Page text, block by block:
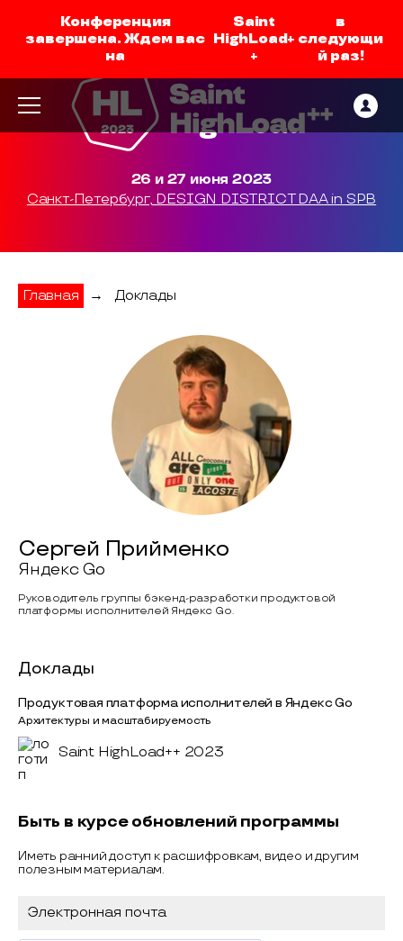
Конференция
завершена. Ждем вас
на
Saint
HighLoad+
+
в
следующи
й раз!
26 и 27 июня 2023
Санкт-Петербург, DESIGN DISTRICT DAA in SPB
Главная → Доклады
Сергей Прийменко
Яндекс Go
Руководитель группы бэкенд-разработки продуктовой
платформы исполнителей Яндекс Go.
Доклады
Продуктовая платформа исполнителей в Яндекс Go
Архитектуры и масштабируемость
Saint HighLoad++ 2023
Быть в курсе обновлений программы
Иметь ранний доступ к расшифровкам, видео и другим
полезным материалам.